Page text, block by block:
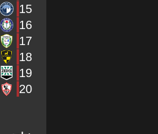
15
16
17
18
19
20